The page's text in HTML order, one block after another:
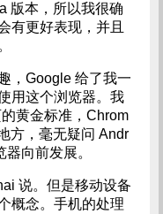
版本，所以我很确
有更好表现，并且
，Google 给了我一
用这个浏览器。我
黄金标准，Chrom
方，毫无疑问 Andr
向前发展。
说。但是移动设备
概念。手机的处理